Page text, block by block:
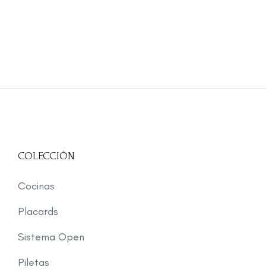
COLECCIÓN
Cocinas
Placards
Sistema Open
Piletas